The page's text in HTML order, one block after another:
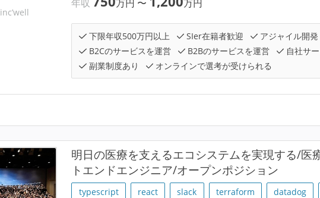
年収
万円 〜 万円
下限年収500万円以上 SIer在籍者歓迎 アジャイル開発
B2Cのサービスを運営
B2Bのサービスを運営 自社サ
副業制度あり
オンラインで選考が受けられる
明⽇の医療を支えるエコシステムを実現する/医
トエンドエンジニア/オープンポジション
typescript react slack terraform datadog